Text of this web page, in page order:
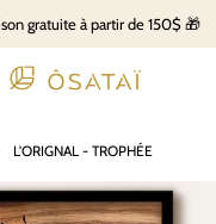
gratuite à partir de 150$ 🎁
L'ORIGNAL - TROPHÉE